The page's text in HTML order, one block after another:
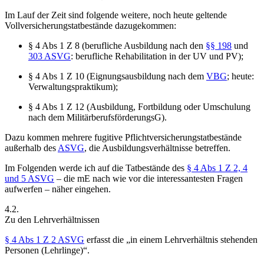
Im Lauf der Zeit sind folgende weitere, noch heute geltende
Vollversicherungstatbestände dazugekommen:
§ 4 Abs 1 Z 8 (berufliche Ausbildung nach den §§ 198 und
303 ASVG: berufliche Rehabilitation in der UV und PV);
§ 4 Abs 1 Z 10 (Eignungsausbildung nach dem VBG; heute:
Verwaltungspraktikum);
§ 4 Abs 1 Z 12 (Ausbildung, Fortbildung oder Umschulung
nach dem MilitärberufsförderungsG).
Dazu kommen mehrere fugitive Pflichtversicherungstatbestände
außerhalb des ASVG, die Ausbildungsverhältnisse betreffen.
Im Folgenden werde ich auf die Tatbestände des § 4 Abs 1 Z 2, 4
und 5 ASVG – die mE nach wie vor die interessantesten Fragen
aufwerfen – näher eingehen.
4.2.
Zu den Lehrverhältnissen
§ 4 Abs 1 Z 2 ASVG erfasst die „in einem Lehrverhältnis stehenden
Personen (Lehrlinge)“.